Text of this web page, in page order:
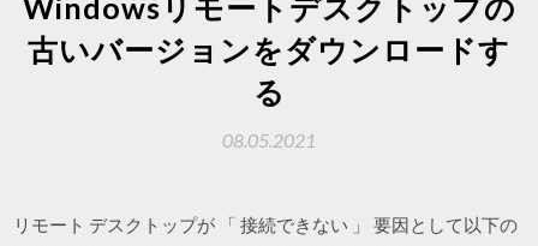
Windowsリモートデスクトップの
古いバージョンをダウンロードす
る
08.05.2021
リモート デスクトップが 「 接続できない 」 要因として以下の